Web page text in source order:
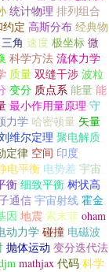
统计物理 排列组合
定 高斯分布 经典物
三角 速度 极坐标 微
科学方法 流体力学
质量 双缝干涉 波粒
变分 质点系 能量 能
最小作用量原理 守
力学 哈密顿量 矢量
维尔定理 聚电解质
定律 空间 印度
电平衡 电势差 宇宙
衡 细致平衡 树状高
通信 宇宙射线 霍金
因 地震 索末菲 oham
动力学 碰撞 电磁波
抛体运动 变分迭代法
mathjax 代码 科学